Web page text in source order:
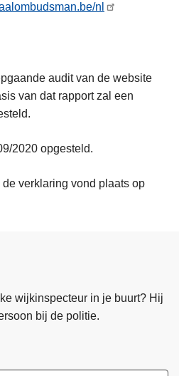
nl
audit van de website
van dat rapport zal een
2020 opgesteld.
verklaring vond plaats op
wijkinspecteur in je buurt? Hij
bij de politie.